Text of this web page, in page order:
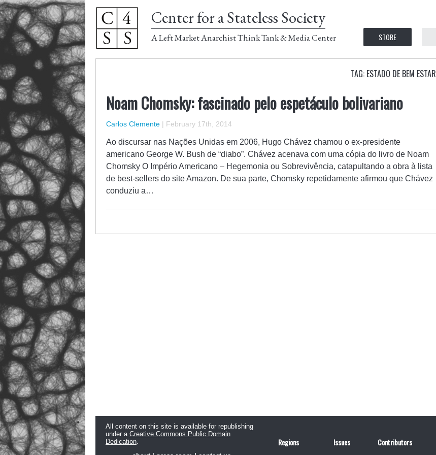
Center for a Stateless Society
A Left Market Anarchist Think Tank & Media Center STORE
TAG: ESTADO DE BEM ESTAR
Noam Chomsky: fascinado pelo espetáculo bolivariano
Carlos Clemente | February 17th, 2014
Ao discursar nas Nações Unidas em 2006, Hugo Chávez chamou o ex-presidente
americano George W. Bush de “diabo”. Chávez acenava com uma cópia do livro de Noam
Chomsky O Império Americano – Hegemonia ou Sobrevivência, catapultando a obra à lista
de best-sellers do site Amazon. De sua parte, Chomsky repetidamente afirmou que Chávez
conduziu a…
All content on this site is available for republishing
under a Creative Commons Public Domain
Dedication.
Regions Issues Contributors